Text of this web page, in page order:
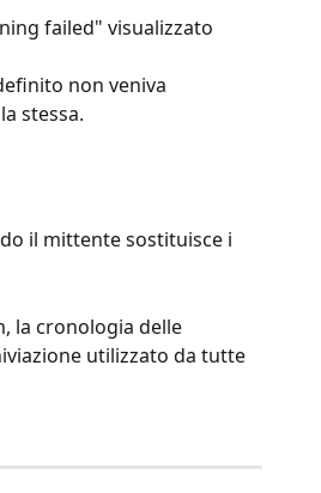
failed" visualizzato
non veniva
stessa.
il mittente sostituisce i
la cronologia delle
utilizzato da tutte